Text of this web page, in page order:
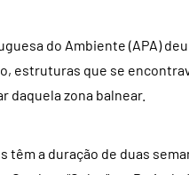
do Ambiente (APA)
estruturas que se
daquela zona balnear.
têm a duração de duas